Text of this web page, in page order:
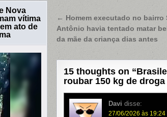
Navegação
de
← Homem executado no bairro
Antônio havia tentado matar
da mãe da criança dias antes
15 thoughts on “
roubar 150 kg de
Davi disse:
27/06/2026 às 19:24
Nova
vítima
ato de